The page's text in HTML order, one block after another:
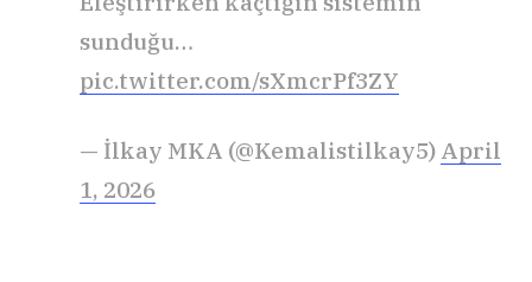
sunduğu…
pic.twitter.com/sXmcrPf3ZY
— İlkay MKA (@Kemalistilkay5) April
1, 2026